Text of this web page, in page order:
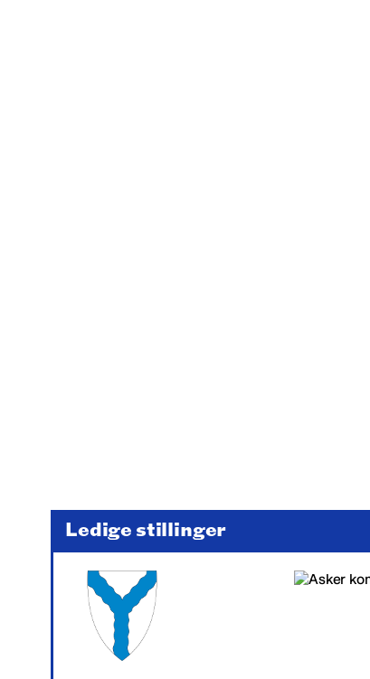
Ledige stillinger